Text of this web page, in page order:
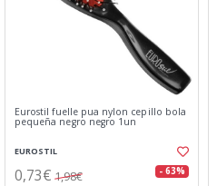
Eurostil fuelle pua nylon cepillo bola
pequeña negro negro 1un
EUROSTIL
0,73€ 1,98€ - 63%